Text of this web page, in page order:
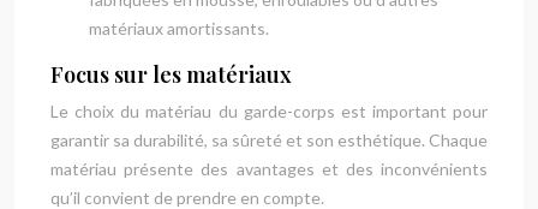
matériaux amortissants.
Focus sur les matériaux
Le choix du matériau du garde-corps est important pour
garantir sa durabilité, sa sûreté et son esthétique. Chaque
matériau présente des avantages et des inconvénients
qu’il convient de prendre en compte.